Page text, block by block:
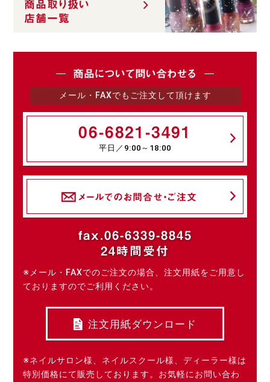
商品取り扱い
店舗一覧
商品について問い合わせる
メール・FAXでもご注文して頂けます
06-6821-3491
平日／9:00～18:00
メールでのお問合せ・ご注文
fax.06-6339-8845
24時間受付
※メール・FAXでのご注文の場合、注文用紙をご用意し
ておりますのでご利用ください。
注文用紙ダウンロード
※ネイルサロン様、ネイルスクール様、ディーラー様は
特別価格にて販売しております。お気軽にお問い合わ